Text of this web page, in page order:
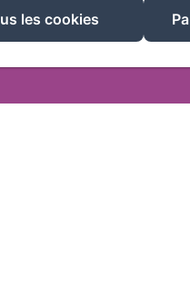
les cookies